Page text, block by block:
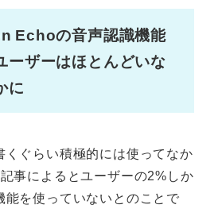
Echoの音声認識機能
ーザーはほとんどいな
に
ぐらい積極的には使ってなか
事によるとユーザーの2%しか
を使っていないとのことで